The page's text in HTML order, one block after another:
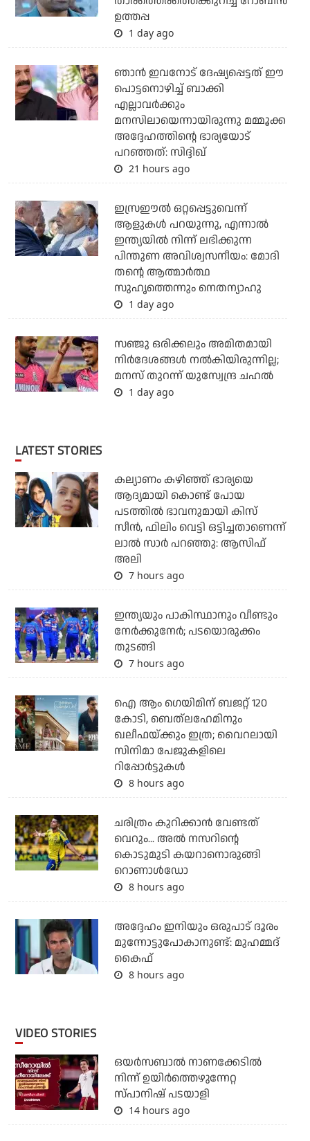
ഉത്തപ്പ
1 day ago
ഞാന്‍ ഇവനോട് ദേഷ്യപ്പെട്ടത് ഈ
പൊട്ടനൊഴിച്ച് ബാക്കി
എല്ലാവര്‍ക്കും
മനസിലായെന്നായിരുന്നു മമ്മൂക്ക
അദ്ദേഹത്തിന്റെ ഭാര്യയോട്
പറഞ്ഞത്: സിദ്ദിഖ്
21 hours ago
ഇസ്രഈല്‍ ഒറ്റപ്പെട്ടുവെന്ന്
ആളുകള്‍ പറയുന്നു, എന്നാല്‍
ഇന്ത്യയില്‍ നിന്ന് ലഭിക്കുന്ന
പിന്തുണ അവിശ്വസനീയം: മോദി
തന്റെ ആത്മാര്‍ത്ഥ
സുഹൃത്തെന്നും നെതന്യാഹു
1 day ago
സഞ്ജു ഒരിക്കലും അമിതമായി
നിര്‍ദേശങ്ങള്‍ നല്‍കിയിരുന്നില്ല;
മനസ് തുറന്ന് യുസ്വേന്ദ്ര ചഹല്‍
1 day ago
LATEST STORIES
കല്യാണം കഴിഞ്ഞ് ഭാര്യയെ
ആദ്യമായി കൊണ്ട് പോയ
പടത്തില്‍ ഭാവനുമായി കിസ്
സീന്‍, ഫിലിം വെട്ടി ഒട്ടിച്ചതാണെന്ന്
ലാല്‍ സാര്‍ പറഞ്ഞു: ആസിഫ്
അലി
7 hours ago
ഇന്ത്യയും പാകിസ്ഥാനും വീണ്ടും
നേര്‍ക്കുനേര്‍; പടയൊരുക്കം
തുടങ്ങി
7 hours ago
ഐ ആം ഗെയിമിന് ബജറ്റ് 120
കോടി, ബെത്‌ലഹേമിനും
ഖലീഫയ്ക്കും ഇത്ര; വൈറലായി
സിനിമാ പേജുകളിലെ
റിപ്പോര്‍ട്ടുകള്‍
8 hours ago
ചരിത്രം കുറിക്കാന്‍ വേണ്ടത്
വെറും... അല്‍ നസറിന്റെ
കൊടുമുടി കയറാനൊരുങ്ങി
റൊണാള്‍ഡോ
8 hours ago
അദ്ദേഹം ഇനിയും ഒരുപാട് ദൂരം
മുന്നോട്ടുപോകാനുണ്ട്: മുഹമ്മദ്
കൈഫ്
8 hours ago
VIDEO STORIES
ഒയര്‍സബാൽ നാണക്കേടിൽ
നിന്ന് ഉയിർത്തെഴുന്നേറ്റ
സ്പാനിഷ് പടയാളി
14 hours ago